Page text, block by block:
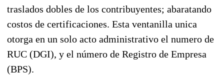
traslados dobles de los contribuyentes; abaratando
costos de certificaciones. Esta ventanilla unica
otorga en un solo acto administrativo el numero de
RUC (DGI), y el número de Registro de Empresa
(BPS).